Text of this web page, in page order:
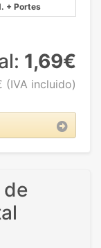
+ Portes
1,69€
(IVA incluido)
de